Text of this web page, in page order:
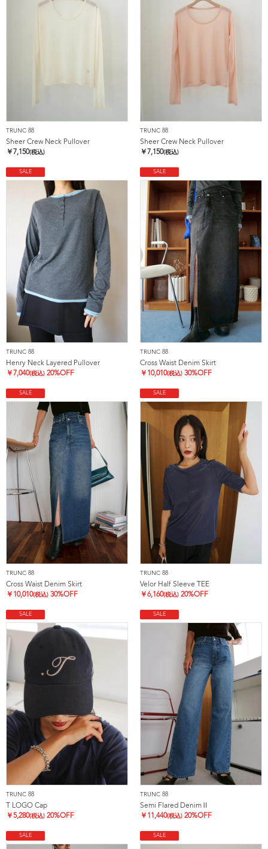
TRUNC 88
Sheer Crew Neck Pullover
￥ 7,150(税込)
TRUNC 88
Sheer Crew Neck Pullover
￥ 7,150(税込)
SALE
TRUNC 88
Henry Neck Layered Pullover
￥ 7,040(税込) 20%OFF
SALE
TRUNC 88
Cross Waist Denim Skirt
￥ 10,010(税込) 30%OFF
SALE
TRUNC 88
Cross Waist Denim Skirt
￥ 10,010(税込) 30%OFF
SALE
TRUNC 88
Velor Half Sleeve TEE
￥6,160(税込) 20%OFF
SALE
TRUNC 88
T LOGO Cap
￥5,280(税込) 20%OFF
SALE
TRUNC 88
Semi Flared DenimⅡ
￥ 11,440(税込) 20%OFF
SALE SALE